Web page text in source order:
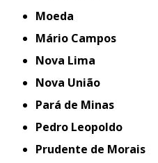
Moeda
Mário Campos
Nova Lima
Nova União
Pará de Minas
Pedro Leopoldo
Prudente de Morais